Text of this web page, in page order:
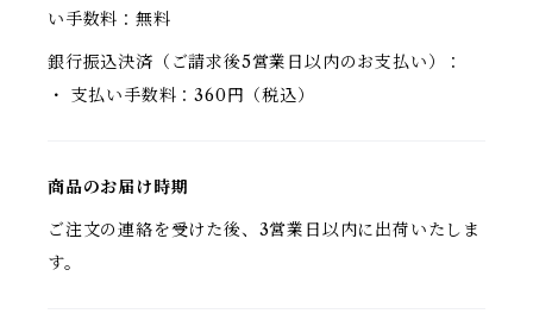
い手数料：無料
銀行振込決済（ご請求後5営業日以内のお支払い）：
・ 支払い手数料：360円（税込）
商品のお届け時期
ご注文の連絡を受けた後、3営業日以内に出荷いたしま
す。